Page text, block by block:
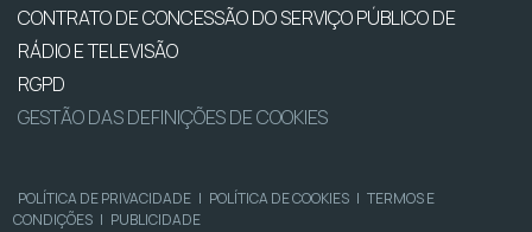
CONTRATO DE CONCESSÃO DO SERVIÇO PÚBLICO DE
RÁDIO E TELEVISÃO
RGPD
GESTÃO DAS DEFINIÇÕES DE COOKIES
POLÍTICA DE PRIVACIDADE | POLÍTICA DE COOKIES | TERMOS E
CONDIÇÕES | PUBLICIDADE